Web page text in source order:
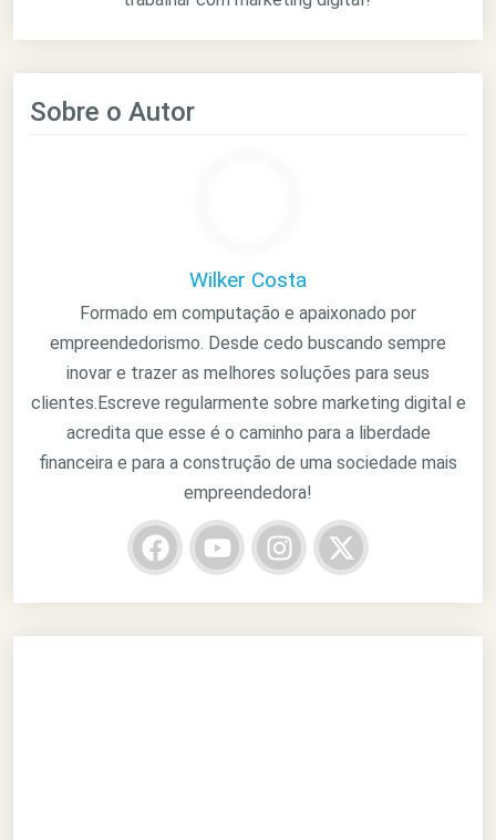
Sobre o Autor
Wilker Costa
Formado em computação e apaixonado por
empreendedorismo. Desde cedo buscando sempre
inovar e trazer as melhores soluções para seus
clientes.Escreve regularmente sobre marketing digital e
acredita que esse é o caminho para a liberdade
financeira e para a construção de uma sociedade mais
empreendedora!